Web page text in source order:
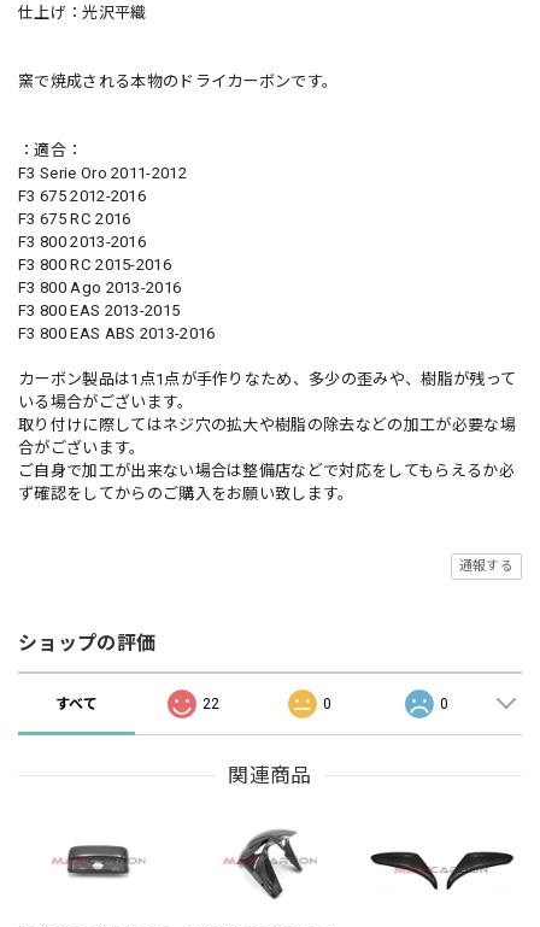
仕上げ：光沢平織
窯で焼成される本物のドライカーボンです。
：適合：
F3 Serie Oro 2011-2012
F3 675 2012-2016
F3 675 RC 2016
F3 800 2013-2016
F3 800 RC 2015-2016
F3 800 Ago 2013-2016
F3 800 EAS 2013-2015
F3 800 EAS ABS 2013-2016
カーボン製品は1点1点が手作りなため、多少の歪みや、樹脂が残って
いる場合がございます。
取り付けに際してはネジ穴の拡大や樹脂の除去などの加工が必要な場
合がございます。
ご自身で加工が出来ない場合は整備店などで対応をしてもらえるか必
ず確認をしてからのご購入をお願い致します。
通報する
ショップの評価
すべて 22 0 0
関連商品